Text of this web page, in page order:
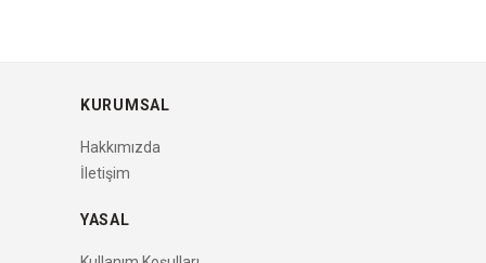
KURUMSAL
Hakkımızda
İletişim
YASAL